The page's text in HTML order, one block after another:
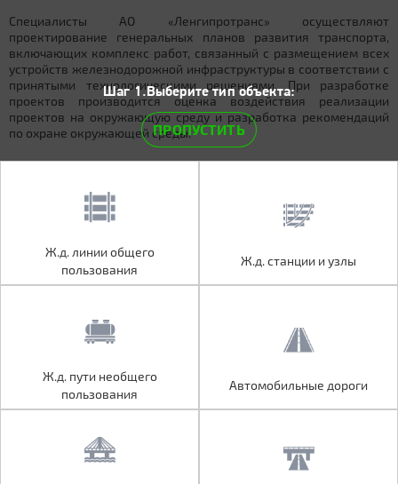
Специалисты АО «Ленгипротранс» осуществляют
проектирование генеральных планов развития транспорта,
включающих комплекс работ, связанный с размещением всех
устройств железнодорожной инфраструктуры в соответствии с
принятыми технологическими решениями. При разработке
проектов производится оценка воздействия реализации
проектов на окружающую среду и разработка рекомендаций
по охране окружающей среды.
Ж.д. линии общего
пользования
Ж.д. пути необщего
пользования
Автомобильные дороги
Шаг 1.Выберите тип объекта:
ПРОПУСТИТЬ
Ж.д. линии общего
пользования
Ж.д. станции и узлы
Ж.д. пути необщего
пользования
Автомобильные дороги